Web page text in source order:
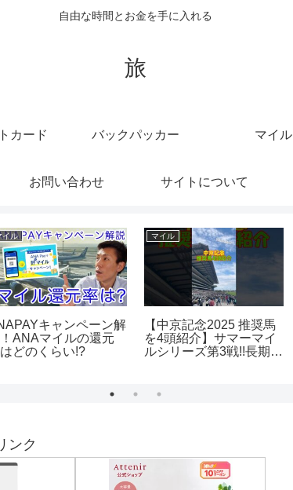
自由な時間とお金を手に入れる
旅
カード バックパッカー マイル
お問い合わせ サイトについて
ルーズ
いま生放送中❤本日
火)❤クルーズTV
『ジョウスターチャ
瀬あおい 佐藤亜柚 望
クレジットカード
クレジットカードの確認
サイト
ンク